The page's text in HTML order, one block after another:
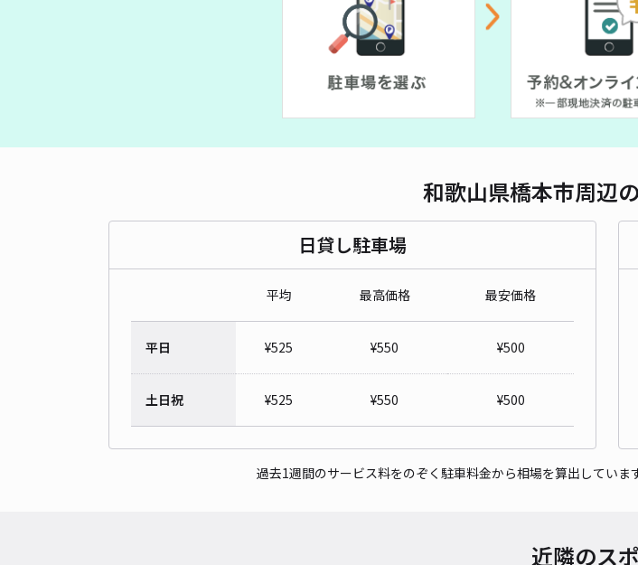
和歌山県橋本市周辺
日貸し駐車場
平均 最高価格 最安価格
平日 ¥525 ¥550 ¥500
土日祝 ¥525 ¥550 ¥500
過去1週間のサービス料をのぞく駐車料金から相場を算出していま
近隣のス